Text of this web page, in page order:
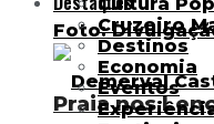
Praia nos
Cruzeiro
Destinos
Economia
Eventos